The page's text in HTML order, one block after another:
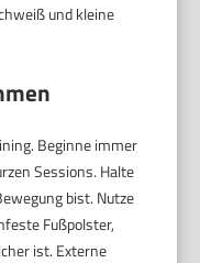
und kleine
Beginne immer
Sessions. Halte
bist. Nutze
Fußpolster,
ist. Externe